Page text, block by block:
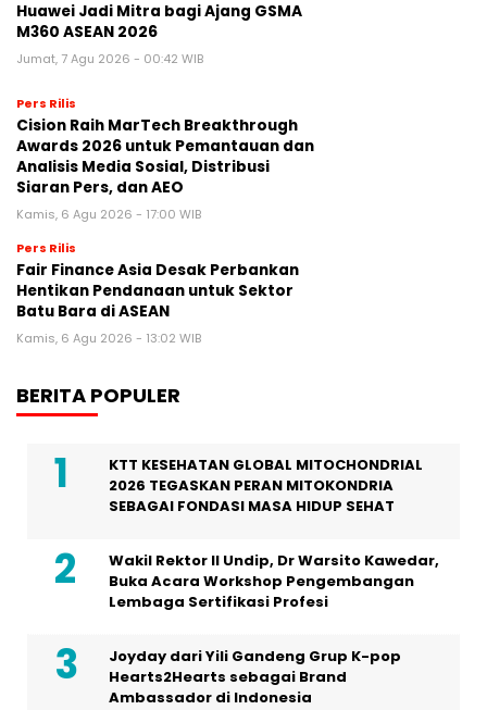
Huawei Jadi Mitra bagi Ajang GSMA
M360 ASEAN 2026
Jumat, 7 Agu 2026 - 00:42 WIB
Pers Rilis
Cision Raih MarTech Breakthrough
Awards 2026 untuk Pemantauan dan
Analisis Media Sosial, Distribusi
Siaran Pers, dan AEO
Kamis, 6 Agu 2026 - 17:00 WIB
Pers Rilis
Fair Finance Asia Desak Perbankan
Hentikan Pendanaan untuk Sektor
Batu Bara di ASEAN
Kamis, 6 Agu 2026 - 13:02 WIB
BERITA POPULER
KTT KESEHATAN GLOBAL MITOCHONDRIAL
2026 TEGASKAN PERAN MITOKONDRIA
SEBAGAI FONDASI MASA HIDUP SEHAT
Wakil Rektor II Undip, Dr Warsito Kawedar,
Buka Acara Workshop Pengembangan
Lembaga Sertifikasi Profesi
Joyday dari Yili Gandeng Grup K-pop
Hearts2Hearts sebagai Brand
Ambassador di Indonesia